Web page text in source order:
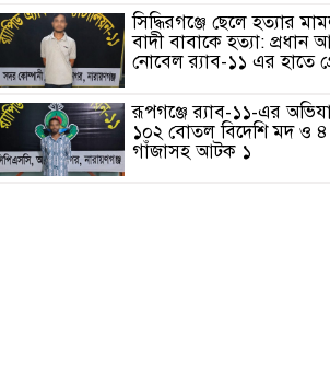
সিদ্ধিরগঞ্জে ছেলে হত্যার
বাদী বাবাকে হত্যা: প্রধান
নোবেল র‍্যাব-১১ এর হাতে
রূপগঞ্জে র‍্যাব-১১-এর
১০২ বোতল বিদেশি মদ ও
গাঁজাসহ আটক ১